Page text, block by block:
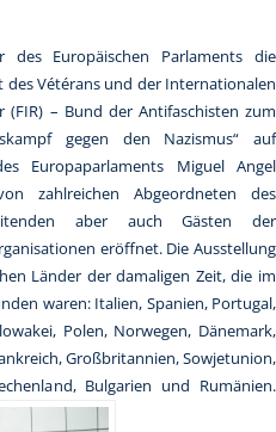
Europäischen Parlaments die
Vétérans und der Internationalen
– Bund der Antifaschisten zum
gegen den Nazismus“ auf
Europaparlaments Miguel Angel
zahlreichen Abgeordneten des
aber auch Gästen der
eröffnet. Die Ausstellung
Länder der damaligen Zeit, die im
waren: Italien, Spanien, Portugal,
Polen, Norwegen, Dänemark,
Großbritannien, Sowjetunion,
Bulgarien und Rumänien.